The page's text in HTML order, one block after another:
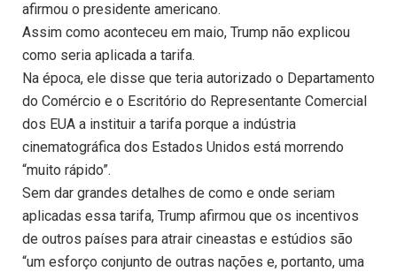
afirmou o presidente americano.
Assim como aconteceu em maio, Trump não explicou
como seria aplicada a tarifa.
Na época, ele disse que teria autorizado o Departamento
do Comércio e o Escritório do Representante Comercial
dos EUA a instituir a tarifa porque a indústria
cinematográfica dos Estados Unidos está morrendo
“muito rápido”.
Sem dar grandes detalhes de como e onde seriam
aplicadas essa tarifa, Trump afirmou que os incentivos
de outros países para atrair cineastas e estúdios são
“um esforço conjunto de outras nações e, portanto, uma